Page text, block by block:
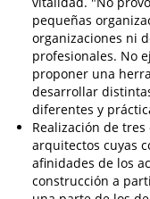
pequeñas
organizaciones ni
profesionales. No
proponer una
desarrollar
diferentes y
Realización de
arquitectos cuyas
afinidades de los
construcción a